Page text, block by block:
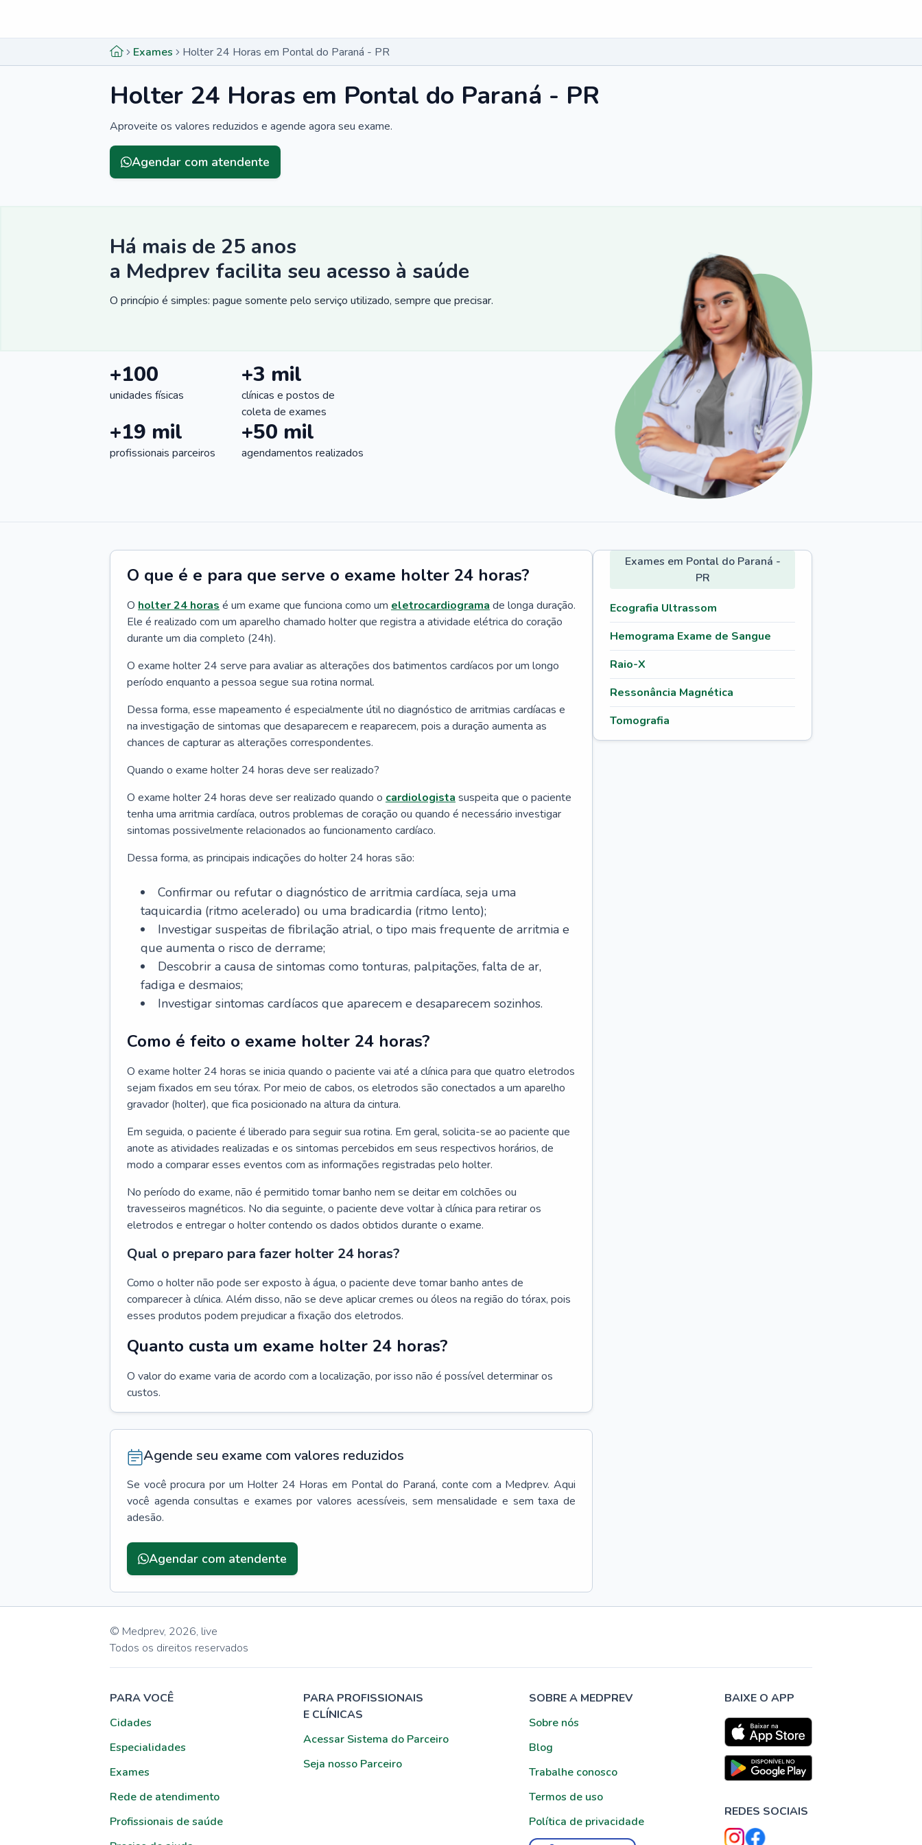
Exames Holter 24 Horas em Pontal do Paraná - PR
Holter 24 Horas em Pontal do Paraná - PR
Aproveite os valores reduzidos e agende agora seu exame.
Agendar com atendente
Há mais de 25 anos
a Medprev facilita seu acesso à saúde
O princípio é simples: pague somente pelo serviço utilizado, sempre que precisar.
+100
unidades físicas
+3 mil
clínicas e postos de
coleta de exames
+19 mil
profissionais parceiros
+50 mil
agendamentos realizados
O que é e para que serve o exame holter 24 horas?
O holter 24 horas é um exame que funciona como um eletrocardiograma de longa duração.
Ele é realizado com um aparelho chamado holter que registra a atividade elétrica do coração
durante um dia completo (24h).
O exame holter 24 serve para avaliar as alterações dos batimentos cardíacos por um longo
período enquanto a pessoa segue sua rotina normal.
Dessa forma, esse mapeamento é especialmente útil no diagnóstico de arritmias cardíacas e
na investigação de sintomas que desaparecem e reaparecem, pois a duração aumenta as
chances de capturar as alterações correspondentes.
Quando o exame holter 24 horas deve ser realizado?
O exame holter 24 horas deve ser realizado quando o cardiologista suspeita que o paciente
tenha uma arritmia cardíaca, outros problemas de coração ou quando é necessário investigar
sintomas possivelmente relacionados ao funcionamento cardíaco.
Dessa forma, as principais indicações do holter 24 horas são:
Confirmar ou refutar o diagnóstico de arritmia cardíaca, seja uma
taquicardia (ritmo acelerado) ou uma bradicardia (ritmo lento);
Investigar suspeitas de fibrilação atrial, o tipo mais frequente de arritmia e
que aumenta o risco de derrame;
Descobrir a causa de sintomas como tonturas, palpitações, falta de ar,
fadiga e desmaios;
Investigar sintomas cardíacos que aparecem e desaparecem sozinhos.
Como é feito o exame holter 24 horas?
O exame holter 24 horas se inicia quando o paciente vai até a clínica para que quatro eletrodos
sejam fixados em seu tórax. Por meio de cabos, os eletrodos são conectados a um aparelho
gravador (holter), que fica posicionado na altura da cintura.
Em seguida, o paciente é liberado para seguir sua rotina. Em geral, solicita-se ao paciente que
anote as atividades realizadas e os sintomas percebidos em seus respectivos horários, de
modo a comparar esses eventos com as informações registradas pelo holter.
No período do exame, não é permitido tomar banho nem se deitar em colchões ou
travesseiros magnéticos. No dia seguinte, o paciente deve voltar à clínica para retirar os
eletrodos e entregar o holter contendo os dados obtidos durante o exame.
Qual o preparo para fazer holter 24 horas?
Como o holter não pode ser exposto à água, o paciente deve tomar banho antes de
comparecer à clínica. Além disso, não se deve aplicar cremes ou óleos na região do tórax, pois
esses produtos podem prejudicar a fixação dos eletrodos.
Quanto custa um exame holter 24 horas?
O valor do exame varia de acordo com a localização, por isso não é possível determinar os
custos.
Agende seu exame com valores reduzidos
Se você procura por um Holter 24 Horas em Pontal do Paraná, conte com a Medprev. Aqui
você agenda consultas e exames por valores acessíveis, sem mensalidade e sem taxa de
adesão.
Agendar com atendente
Exames em Pontal do Paraná -
PR
Ecografia Ultrassom
Hemograma Exame de Sangue
Raio-X
Ressonância Magnética
Tomografia
© Medprev, 2026, live
Todos os direitos reservados
PARA VOCÊ
Cidades
Especialidades
Exames
Rede de atendimento
Profissionais de saúde
PARA PROFISSIONAIS
E CLÍNICAS
Acessar Sistema do Parceiro
Seja nosso Parceiro
SOBRE A MEDPREV
Sobre nós
Blog
Trabalhe conosco
Termos de uso
Política de privacidade
BAIXE O APP
REDES SOCIAIS